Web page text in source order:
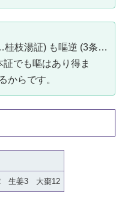
桂枝湯証) も嘔逆 (3条…
でも嘔はあり得ま
からです。
生姜3 大棗12